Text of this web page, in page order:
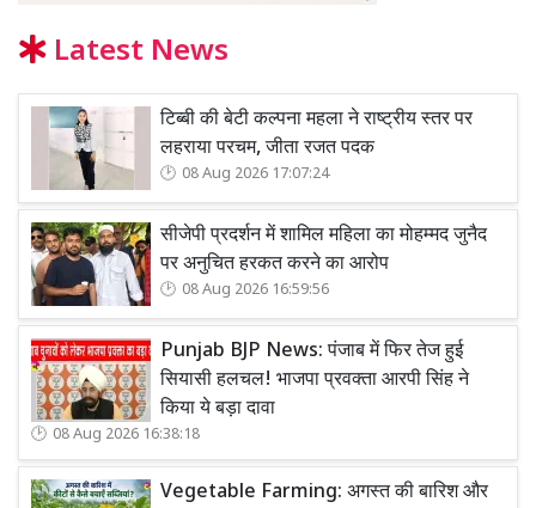
Latest News
टिब्बी की बेटी कल्पना महला ने राष्ट्रीय स्तर पर
लहराया परचम, जीता रजत पदक
08 Aug 2026 17:07:24
सीजेपी प्रदर्शन में शामिल महिला का मोहम्मद जुनैद
पर अनुचित हरकत करने का आरोप
08 Aug 2026 16:59:56
Punjab BJP News: पंजाब में फिर तेज हुई
सियासी हलचल! भाजपा प्रवक्ता आरपी सिंह ने
किया ये बड़ा दावा
08 Aug 2026 16:38:18
Vegetable Farming: अगस्त की बारिश और